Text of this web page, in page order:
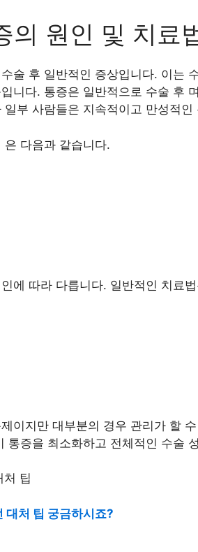
의 원인 및 치료
술 후 일반적인 증상입니다. 이는
니다. 통증은 일반적으로 수술 후
부 사람들은 지속적이고 만성적
은 다음과 같습니다.
에 따라 다릅니다. 일반적인 치료
이지만 대부분의 경우 관리가 할
통증을 최소화하고 전체적인 수술
대처 팁 궁금하시죠?